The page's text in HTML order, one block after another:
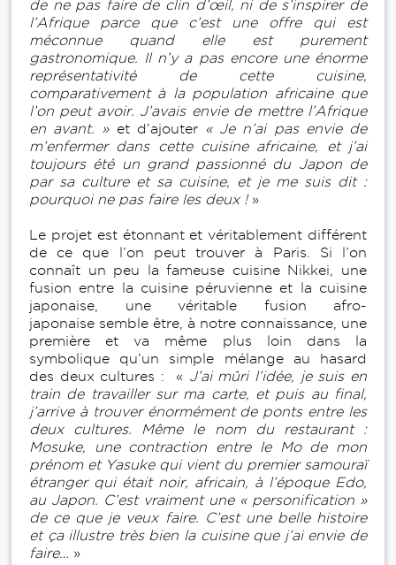
de ne pas faire de clin d’œil, ni de s’inspirer de
l’Afrique parce que c’est une offre qui est
méconnue quand elle est purement
gastronomique. Il n’y a pas encore une énorme
représentativité de cette cuisine,
comparativement à la population africaine que
l’on peut avoir. J’avais envie de mettre l’Afrique
en avant. » et d’ajouter« Je n’ai pas envie de
m’enfermer dans cette cuisine africaine, et j’ai
toujours été un grand passionné du Japon de
par sa culture et sa cuisine, et je me suis dit :
pourquoi ne pas faire les deux !»
Le projet est étonnant et véritablement différent
de ce que l’on peut trouver à Paris. Si l’on
connaît un peu la fameuse cuisine Nikkei, une
fusion entre la cuisine péruvienne et la cuisine
japonaise, une véritable fusion afro-
japonaise semble être, à notre connaissance, une
première et va même plus loin dans la
symbolique qu’un simple mélange au hasard
des deux cultures : « J’ai mûri l’idée, je suis en
train de travailler sur ma carte, et puis au final,
j’arrive à trouver énormément de ponts entre les
deux cultures. Même le nom du restaurant :
Mosuke, une contraction entre le Mo de mon
prénom et Yasuke qui vient du premier samouraï
étranger qui était noir, africain, à l’époque Edo,
au Japon. C’est vraiment une « personification »
de ce que je veux faire. C’est une belle histoire
et ça illustre très bien la cuisine que j’ai envie de
faire… »